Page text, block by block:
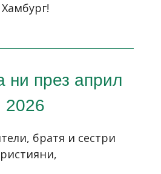
Хамбург!
ни през април
2026
братя и сестри